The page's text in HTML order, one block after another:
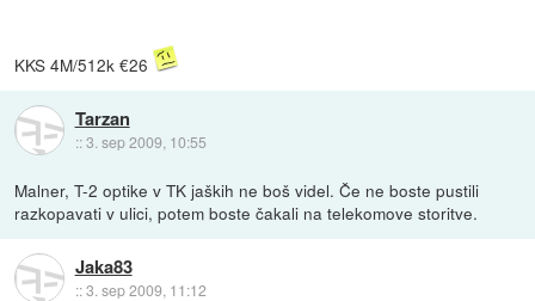
KKS 4M/512k €26
Tarzan
::3. sep 2009, 10:55
Malner, T-2 optike v TK jaških ne boš videl. Če ne boste pustili
razkopavati v ulici, potem boste čakali na telekomove storitve.
Jaka83
::3. sep 2009, 11:12